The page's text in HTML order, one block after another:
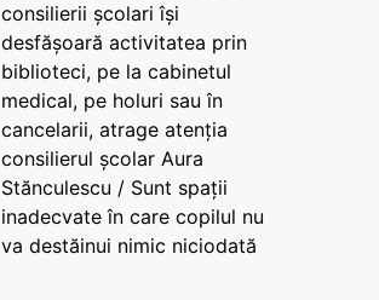
consilierii școlari își
desfășoară activitatea prin
biblioteci, pe la cabinetul
medical, pe holuri sau în
cancelarii, atrage atenția
consilierul școlar Aura
Stănculescu / Sunt spații
inadecvate în care copilul nu
va destăinui nimic niciodată